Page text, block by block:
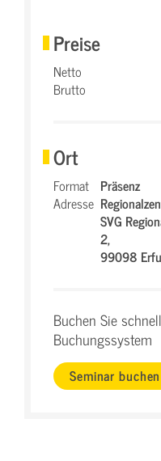
Preise
Netto
Brutto
Ort
Format Präsenz
Adresse
SVG
2,
99098
Buchen Sie
Buchungssystem
Seminar buchen